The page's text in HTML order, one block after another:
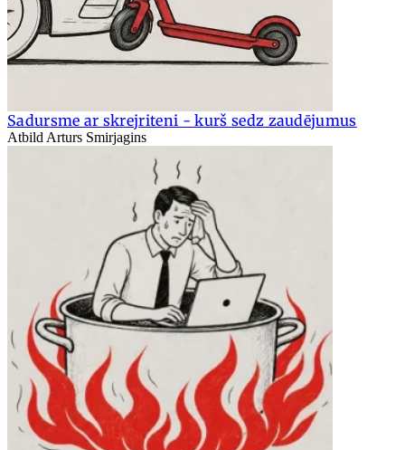
Sadursme ar skrejriteni - kurš sedz zaudējumus
Atbild Arturs Smirjagins